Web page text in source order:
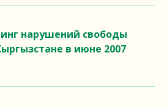
нарушений свободы
в июне 2007